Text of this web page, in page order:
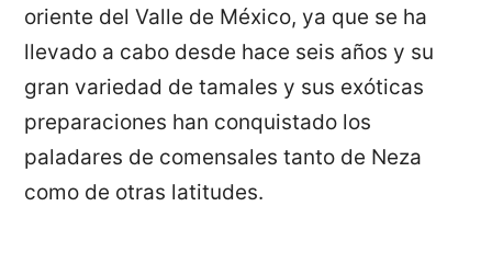
oriente del Valle de México, ya que se ha
llevado a cabo desde hace seis años y su
gran variedad de tamales y sus exóticas
preparaciones han conquistado los
paladares de comensales tanto de Neza
como de otras latitudes.